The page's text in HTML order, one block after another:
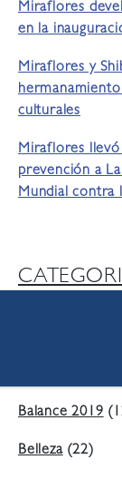
Miraflores
en la
Miraflores y
culturales
Miraflores llevó
prevención a
Mundial contra
Balance 2019
Belleza(22)